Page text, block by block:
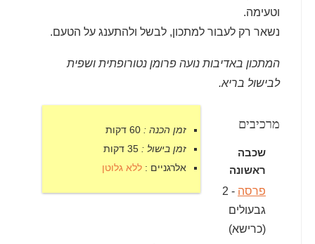
וטעימה.
נשאר רק לעבור למתכון, לבשל ולהתענג על הטעם.
המתכון באדיבות נועה פרומן נטורופתית ושפית
לבישול בריא.
זמן הכנה : 60 דקות
זמן בישול : 35 דקות
אלרגניים : ללא גלוטן
מרכיבים
שכבה
ראשונה
פרסה
- 2
גבעולים
(כרישא)